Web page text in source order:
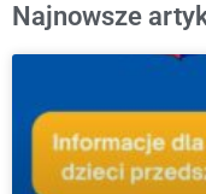
Najnowsze